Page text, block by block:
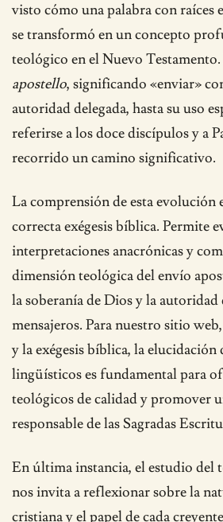
visto cómo una palabra con raíces
se transformó en un concepto
teológico en el Nuevo
apostello, significando «enviar»
autoridad delegada, hasta su uso
referirse a los doce discípulos y a
recorrido un camino significativo.
La comprensión de esta evolución
correcta exégesis bíblica. Permite
interpretaciones anacrónicas y
dimensión teológica del envío
la soberanía de Dios y la autoridad
mensajeros. Para nuestro sitio
y la exégesis bíblica, la elucidación
lingüísticos es fundamental para
teológicos de calidad y promover
responsable de las Sagradas
En última instancia, el estudio del
nos invita a reflexionar sobre la
cristiana y el papel de cada